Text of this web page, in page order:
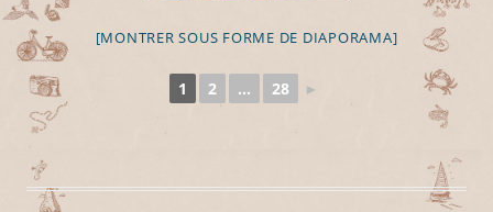
[MONTRER SOUS FORME DE DIAPORAMA]
1 2 ... 28 ►